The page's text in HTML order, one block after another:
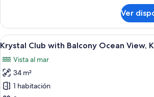
Double
Beds
Club
with
Balcony
Ocean
View,
Two
Double
Beds
Ver
Ver
todas
las
fotos
de
Habitación
8
Krystal Club with Balcony Ocean View,
Vista al mar
34 m²
1 habitación